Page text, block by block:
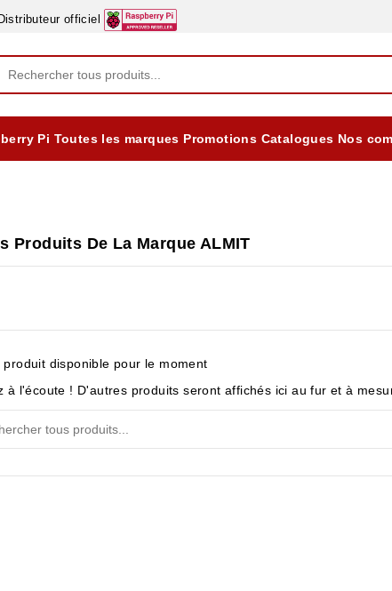
officiel
Pi Toutes les marques Promotions Catalogues Nos
Produits De La Marque ALMIT
produit disponible pour le moment
à l'écoute ! D'autres produits seront affichés ici au fur et à